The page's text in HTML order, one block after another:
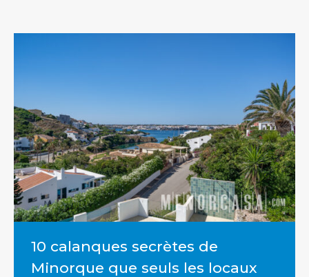
10 calanques secrètes de
Minorque que seuls les locaux